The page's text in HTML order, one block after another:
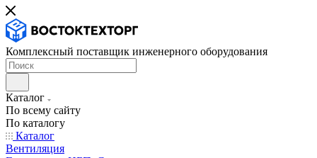
Комплексный поставщик инженерного оборудования
Каталог
По всему сайту
По каталогу
Каталог
Вентиляция